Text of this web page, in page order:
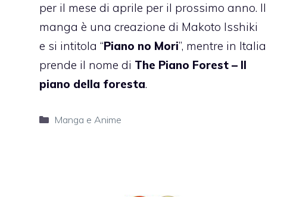
per il mese di aprile per il prossimo anno. Il
manga è una creazione di Makoto Isshiki
e si intitola “Piano no Mori”, mentre in Italia
prende il nome di The Piano Forest – Il
piano della foresta.
Categorie
Manga e Anime